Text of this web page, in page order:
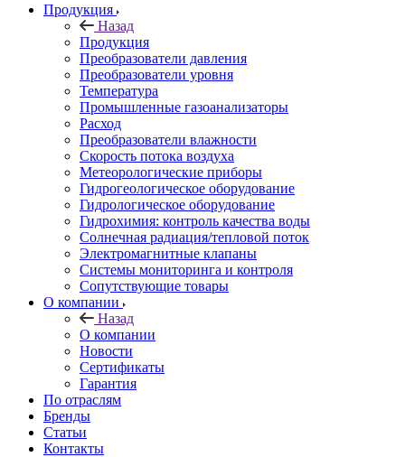
Продукция
Назад
Продукция
Преобразователи давления
Преобразователи уровня
Температура
Промышленные газоанализаторы
Расход
Преобразователи влажности
Скорость потока воздуха
Метеорологические приборы
Гидрогеологическое оборудование
Гидрологическое оборудование
Гидрохимия: контроль качества воды
Солнечная радиация/тепловой поток
Электромагнитные клапаны
Системы мониторинга и контроля
Сопутствующие товары
О компании
Назад
О компании
Новости
Сертификаты
Гарантия
По отраслям
Бренды
Статьи
Контакты